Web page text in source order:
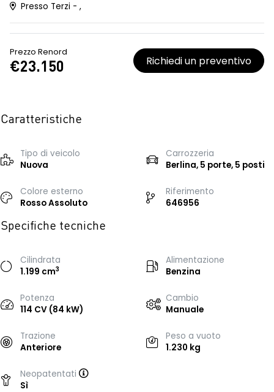
Presso Terzi - ,
Prezzo Renord
€23.150 Richiedi un preventivo
Caratteristiche
Tipo di veicolo
Nuova
Carrozzeria
Berlina, 5 porte, 5 posti
Colore esterno
Rosso Assoluto
Riferimento
646956
Specifiche tecniche
Cilindrata
1.199 cm3
Alimentazione
Benzina
Potenza
114 CV (84 kW)
Cambio
Manuale
Trazione
Anteriore
Peso a vuoto
1.230 kg
Neopatentati
Sì